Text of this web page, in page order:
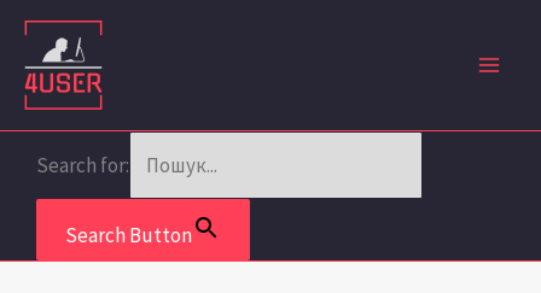
Перейти
вмісту
Search for:
Search Button